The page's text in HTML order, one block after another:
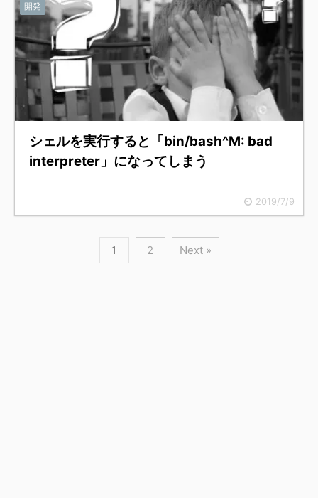
開発
シェルを実行すると「bin/bash^M: bad
interpreter」になってしまう
2019/7/9
1 2 Next »